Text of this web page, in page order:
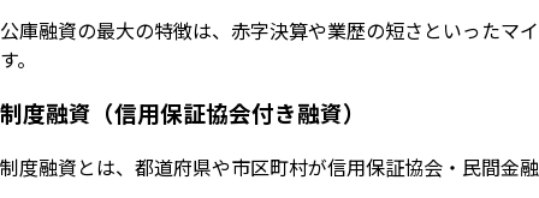
公庫融資の最大の特徴は、赤字決算や業歴の短さといったマ
す。
制度融資（信用保証協会付き融資）
制度融資とは、都道府県や市区町村が信用保証協会・民間金